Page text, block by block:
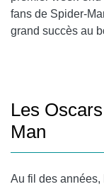
fans de Spider-
grand succès au
Les
Man
Au fil des